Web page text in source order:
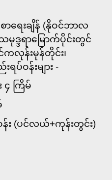
ရေးချိန် (နိုဝင်ဘာလ
ဒရာမြောက်ပိုင်းတွင်
ကလုန်းမုန်တိုင်း၊
ပ်ဝန်းများ -
ကြိမ်
း (ပင်လယ်+ကုန်းတွင်း)